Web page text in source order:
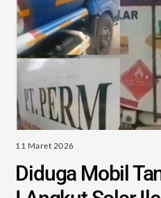
11 Maret 2026
Diduga Mobil